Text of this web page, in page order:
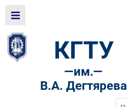
КГТУ
—им.—
В.А. Дегтярева